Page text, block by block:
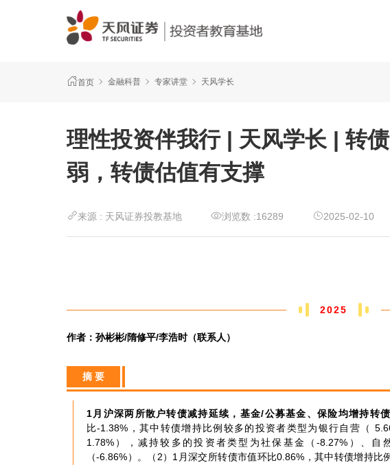
首页 金融科普 专家讲堂 天风学长
理性投资伴我行 | 天风学长 | 转
弱，转债估值有支撑
来源 : 天风证券投教基地 浏览数 :16289 2025-02-10
2025
作者：孙彬彬/隋修平/李浩时（联系人）
摘 要
1月沪深两所散户转债减持延续，基金/公募基金、保险均增持转债
比-1.38%，其中转债增持比例较多的投资者类型为银行自营（
1.78%），减持较多的投资者类型为社保基金（-8.27%）、自
（-6.86%）。（2）1月深交所转债市值环比0.86%，其中转债增持比